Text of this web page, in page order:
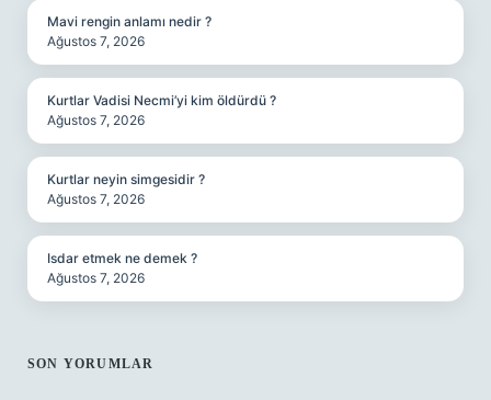
Mavi rengin anlamı nedir ?
Ağustos 7, 2026
Kurtlar Vadisi Necmi’yi kim öldürdü ?
Ağustos 7, 2026
Kurtlar neyin simgesidir ?
Ağustos 7, 2026
Isdar etmek ne demek ?
Ağustos 7, 2026
SON YORUMLAR